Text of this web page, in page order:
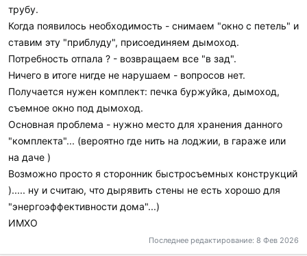
трубу.
Когда появилось необходимость - снимаем "окно с петель" и
ставим эту "приблуду", присоединяем дымоход.
Потребность отпала ? - возвращаем все "в зад".
Ничего в итоге нигде не нарушаем - вопросов нет.
Получается нужен комплект: печка буржуйка, дымоход,
съемное окно под дымоход.
Основная проблема - нужно место для хранения данного
"комплекта"... (вероятно где нить на лоджии, в гараже или
на даче )
Возможно просто я сторонник быстросъемных конструкций
)..... ну и считаю, что дырявить стены не есть хорошо для
"энергоэффективности дома"...)
ИМХО
Последнее редактирование: 8 Фев 2026